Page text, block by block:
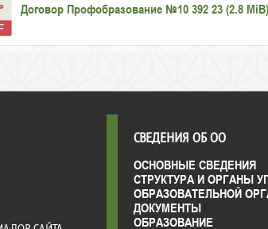
Договор Профобразование №10 392 23 (2.8 MiB)
СВЕДЕНИЯ ОБ ОО
ОСНОВНЫЕ СВЕДЕНИЯ
СТРУКТУРА И ОРГАНЫ
ОБРАЗОВАТЕЛЬНОЙ
ДОКУМЕНТЫ
ОБРАЗОВАНИЕ